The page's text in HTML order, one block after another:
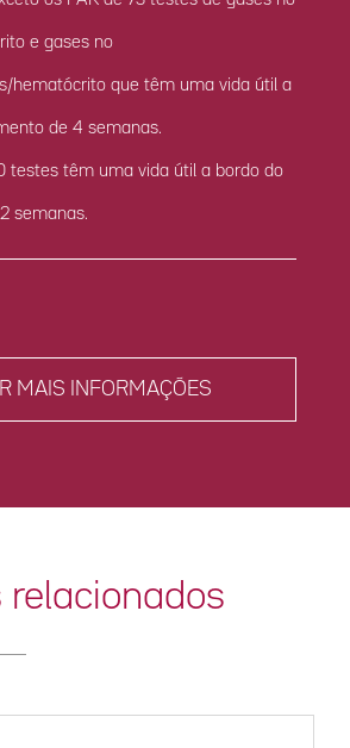
e gases no
hematócrito que têm uma vida útil a
de 4 semanas.
testes têm uma vida útil a bordo do
semanas.
MAIS INFORMAÇÕES
relacionados